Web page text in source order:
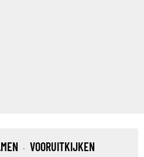
· VOORUITKIJKEN